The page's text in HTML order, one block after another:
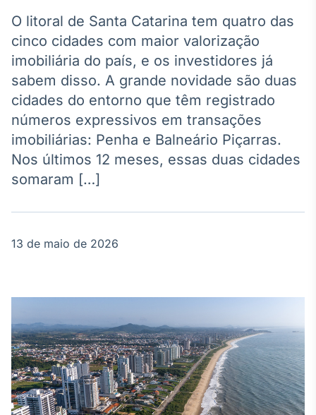
Agro
Tudo sobre o
agronegócio
Broadcast
Político
Os bastidores da
tempo real
Broadcast
White Label
Plataforma para
conteúdos
personalizados
Soluções de Dados
e Conteúdos
O litoral de Santa Catarina tem quatro das
cinco cidades com maior valorização
imobiliária do país, e os investidores já
sabem disso. A grande novidade são duas
cidades do entorno que têm registrado
números expressivos em transações
imobiliárias: Penha e Balneário Piçarras.
Nos últimos 12 meses, essas duas cidades
somaram […]
13 de maio de 2026